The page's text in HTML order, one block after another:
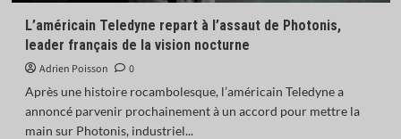
L’américain Teledyne repart à l’assaut de Photonis,
leader français de la vision nocturne
Adrien Poisson
0
Après une histoire rocambolesque, l’américain Teledyne a
annoncé parvenir prochainement à un accord pour mettre la
main sur Photonis, industriel...